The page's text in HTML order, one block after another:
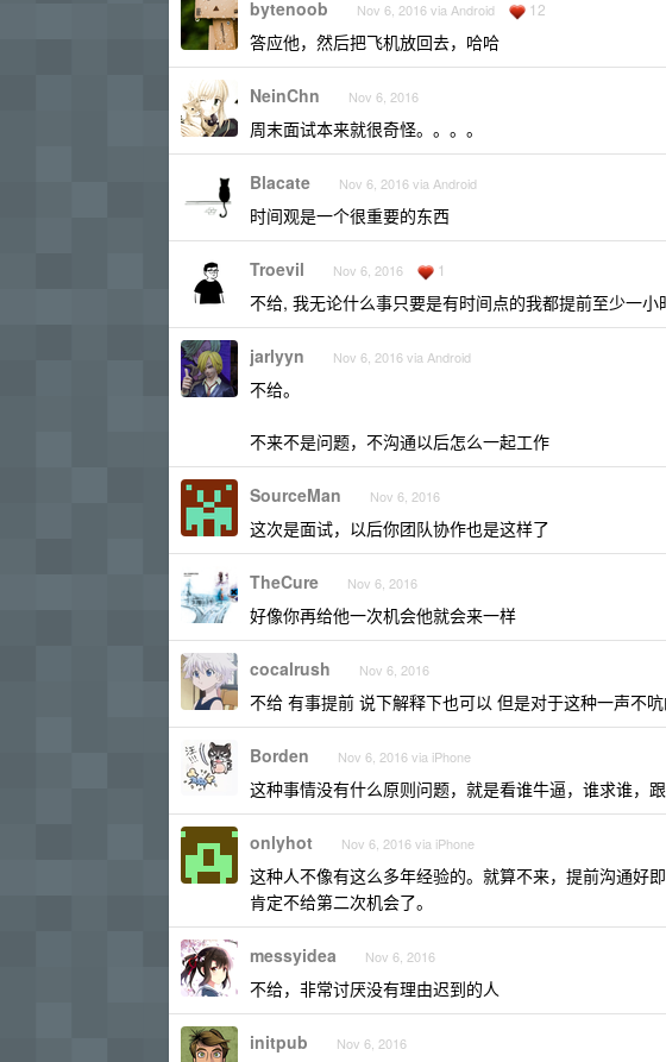
bytenoob Nov 6, 2016 via Android 12
答应他，然后把飞机放回去，哈哈
NeinChn Nov 6, 2016
周末面试本来就很奇怪。。。。
Blacate Nov 6, 2016 via Android
时间观是一个很重要的东西
Troevil Nov 6, 2016 1
不给, 我无论什么事只要是有时间点的我都提前至少一
jarlyyn Nov 6, 2016 via Android
不给。
不来不是问题，不沟通以后怎么一起工作
SourceMan Nov 6, 2016
这次是面试，以后你团队协作也是这样了
TheCure Nov 6, 2016
好像你再给他一次机会他就会来一样
cocalrush Nov 6, 2016
不给 有事提前 说下解释下也可以 但是对于这种一声不
Borden Nov 6, 2016 via iPhone
这种事情没有什么原则问题，就是看谁牛逼，谁求谁，
onlyhot Nov 6, 2016 via iPhone
这种人不像有这么多年经验的。就算不来，提前沟通好即
肯定不给第二次机会了。
messyidea Nov 6, 2016
不给，非常讨厌没有理由迟到的人
initpub Nov 6, 2016